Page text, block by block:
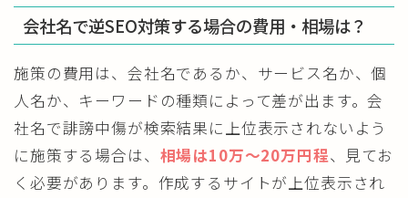
会社名で逆SEO対策する場合の費用・相場は？
施策の費用は、会社名であるか、サービス名か、個
人名か、キーワードの種類によって差が出ます。会
社名で誹謗中傷が検索結果に上位表示されないよう
に施策する場合は、 相場は10万～20万円程、見てお
く必要があります。作成するサイトが上位表示され